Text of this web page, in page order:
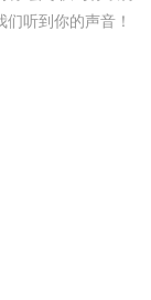
听到你的声音！